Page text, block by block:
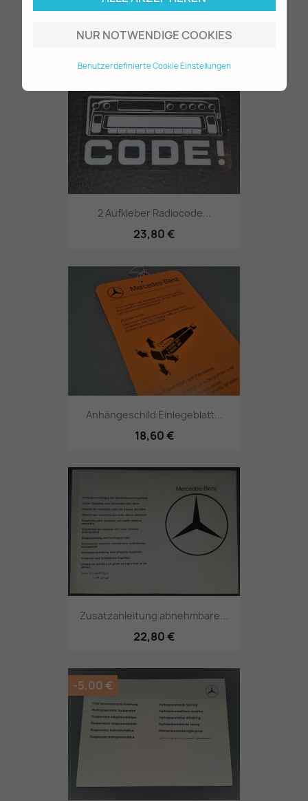
NUR NOTWENDIGE COOKIES
Benutzerdefinierte Cookie Einstellungen
23,80 €
2 Aufkleber Radiocode...
23,80 €
Anhängeschild Einlegeblatt...
18,60 €
Zusatzanleitung abnehmbare...
22,80 €
-5,00 €